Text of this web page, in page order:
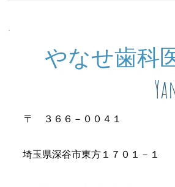
やなせ歯科
〒 ３６６－００４１
埼玉県深谷市東方１７０１－１